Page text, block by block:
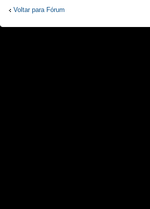
Voltar para Fórum